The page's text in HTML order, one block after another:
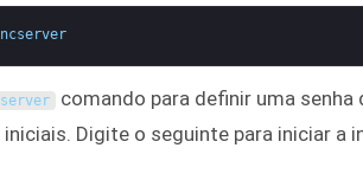
comando para definir uma senha
Digite o seguinte para iniciar a